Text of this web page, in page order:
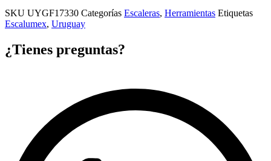
SKU UYGF17330 Categorías Escaleras, Herramientas Etiquetas
Escalumex, Uruguay
¿Tienes preguntas?